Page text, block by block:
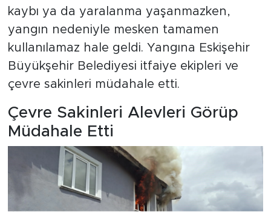
kaybı ya da yaralanma yaşanmazken,
yangın nedeniyle mesken tamamen
kullanılamaz hale geldi. Yangına Eskişehir
Büyükşehir Belediyesi itfaiye ekipleri ve
çevre sakinleri müdahale etti.
Çevre Sakinleri Alevleri Görüp
Müdahale Etti